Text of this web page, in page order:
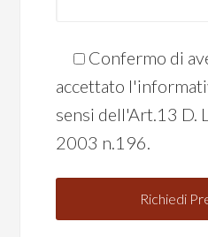
Confermo di
accettato
sensi dell'Art.13 D.
2003 n.196.